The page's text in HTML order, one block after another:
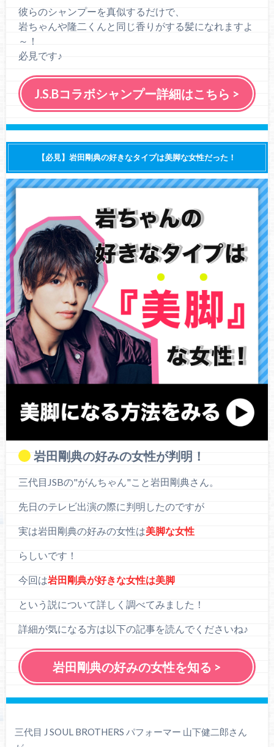
彼らのシャンプーを真似するだけで、
岩ちゃんや隆二くんと同じ香りがする髪になれますよ
～！
必見です♪
J.S.Bコラボシャンプー詳細はこちら >
【必見】岩田剛典の好きなタイプは美脚な女性だった！
岩田剛典の好みの女性が判明！
三代目JSBの"がんちゃん"こと岩田剛典さん。
先日のテレビ出演の際に判明したのですが
実は岩田剛典の好みの女性は美脚な女性
らしいです！
今回は岩田剛典が好きな女性は美脚
という説について詳しく調べてみました！
詳細が気になる方は以下の記事を読んでくださいね♪
岩田剛典の好みの女性を知る >
三代目 J SOUL BROTHERS パフォーマー 山下健二郎さん